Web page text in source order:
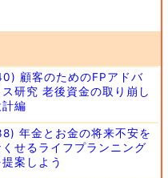
顧客のためのFPアドバ
ス研究 老後資金の取り崩し
計編
年金とお金の将来不安を
くせるライフプランニング
提案しよう